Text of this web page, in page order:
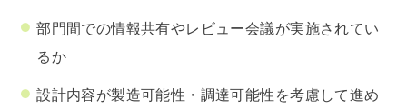
部門間での情報共有やレビュー会議が実施されてい
るか
設計内容が製造可能性・調達可能性を考慮して進め